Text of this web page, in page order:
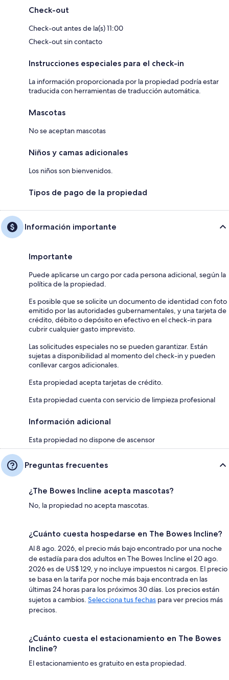
Check-out
Check-out antes de la(s) 11:00
Check-out sin contacto
Instrucciones especiales para el check-in
La información proporcionada por la propiedad podría estar
traducida con herramientas de traducción automática.
Mascotas
No se aceptan mascotas
Niños y camas adicionales
Los niños son bienvenidos.
Tipos de pago de la propiedad
Información importante
Importante
Puede aplicarse un cargo por cada persona adicional, según la
política de la propiedad.
Es posible que se solicite un documento de identidad con foto
emitido por las autoridades gubernamentales, y una tarjeta de
crédito, débito o depósito en efectivo en el check-in para
cubrir cualquier gasto imprevisto.
Las solicitudes especiales no se pueden garantizar. Están
sujetas a disponibilidad al momento del check-in y pueden
conllevar cargos adicionales.
Esta propiedad acepta tarjetas de crédito.
Esta propiedad cuenta con servicio de limpieza profesional
Información adicional
Esta propiedad no dispone de ascensor
Preguntas frecuentes
¿The Bowes Incline acepta mascotas?
No, la propiedad no acepta mascotas.
¿Cuánto cuesta hospedarse en The Bowes Incline?
Al 8 ago. 2026, el precio más bajo encontrado por una noche
de estadía para dos adultos en The Bowes Incline el 20 ago.
2026 es de US$ 129, y no incluye impuestos ni cargos. El precio
se basa en la tarifa por noche más baja encontrada en las
últimas 24 horas para los próximos 30 días. Los precios están
sujetos a cambios. Selecciona tus fechas para ver precios más
precisos.
¿Cuánto cuesta el estacionamiento en The Bowes
Incline?
El estacionamiento es gratuito en esta propiedad.